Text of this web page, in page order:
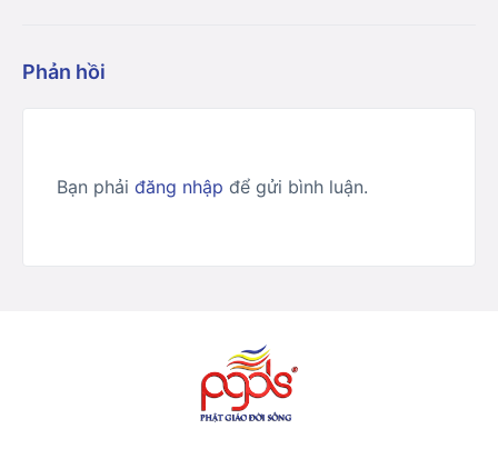
Phản hồi
Bạn phải đăng nhập để gửi bình luận.